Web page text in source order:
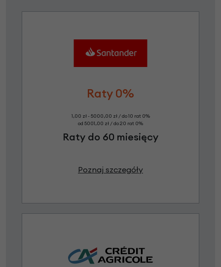
Raty 0%
1,00 zł - 5000,00 zł / do 10 rat 0%
od 5001,00 zł / do 20 rat 0%
Raty do 60 miesięcy
Poznaj szczegóły